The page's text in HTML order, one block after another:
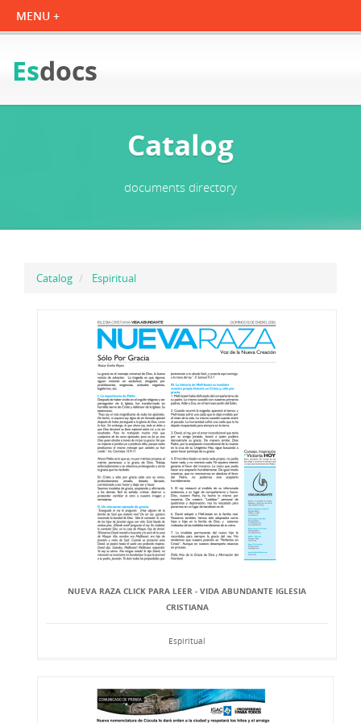
Esdocs
Catalog
documents directory
Catalog Espiritual
NUEVA RAZA CLICK PARA LEER - VIDA ABUNDANTE IGLESIA
CRISTIANA
Espiritual